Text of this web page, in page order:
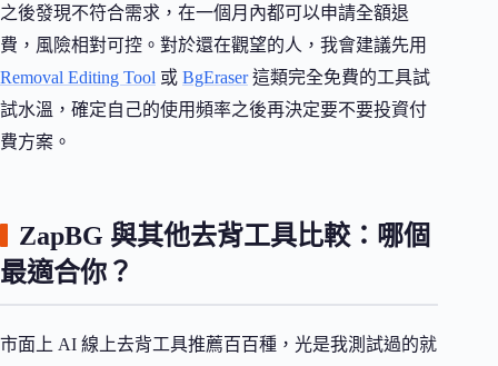
之後發現不符合需求，在一個月內都可以申請全額退
費，風險相對可控。對於還在觀望的人，我會建議先用
Removal Editing Tool 或 BgEraser這類完全免費的工具試
試水溫，確定自己的使用頻率之後再決定要不要投資付
費方案。
ZapBG 與其他去背工具比較：哪個
最適合你？
市面上 AI 線上去背工具推薦百百種，光是我測試過的就